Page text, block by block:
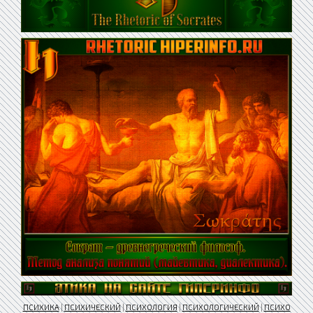
ПСИХИКА|ПСИХИЧЕСКИЙ|ПСИХОЛОГИЯ|ПСИХОЛОГИЧЕСКИЙ|ПСИХО